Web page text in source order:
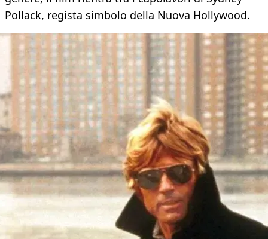
Pollack, regista simbolo della Nuova Hollywood.